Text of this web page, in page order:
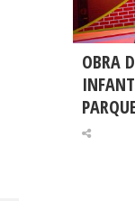
OBRA